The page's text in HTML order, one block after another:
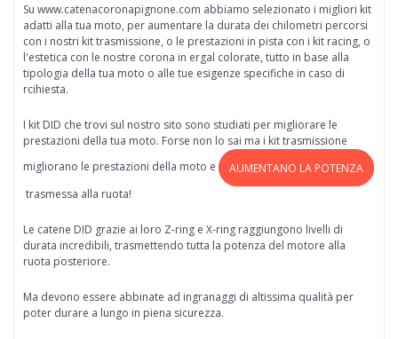
Su www.catenacoronapignone.com abbiamo selezionato i migliori kit
adatti alla tua moto, per aumentare la durata dei chilometri percorsi
con i nostri kit trasmissione, o le prestazioni in pista con i kit racing, o
l'estetica con le nostre corona in ergal colorate, tutto in base alla
tipologia della tua moto o alle tue esigenze specifiche in caso di
rcihiesta.
I kit DID che trovi sul nostro sito sono studiati per migliorare le
prestazioni della tua moto. Forse non lo sai ma i kit trasmissione
migliorano le prestazioni della moto e
AUMENTANO LA POTENZA
trasmessa alla ruota!
Le catene DID grazie ai loro Z-ring e X-ring raggiungono livelli di
durata incredibili, trasmettendo tutta la potenza del motore alla
ruota posteriore.
Ma devono essere abbinate ad ingranaggi di altissima qualità per
poter durare a lungo in piena sicurezza.